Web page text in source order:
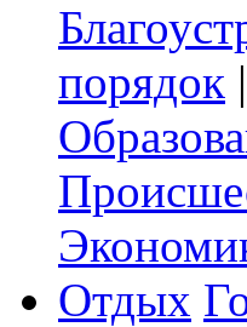
порядок |
Отдых